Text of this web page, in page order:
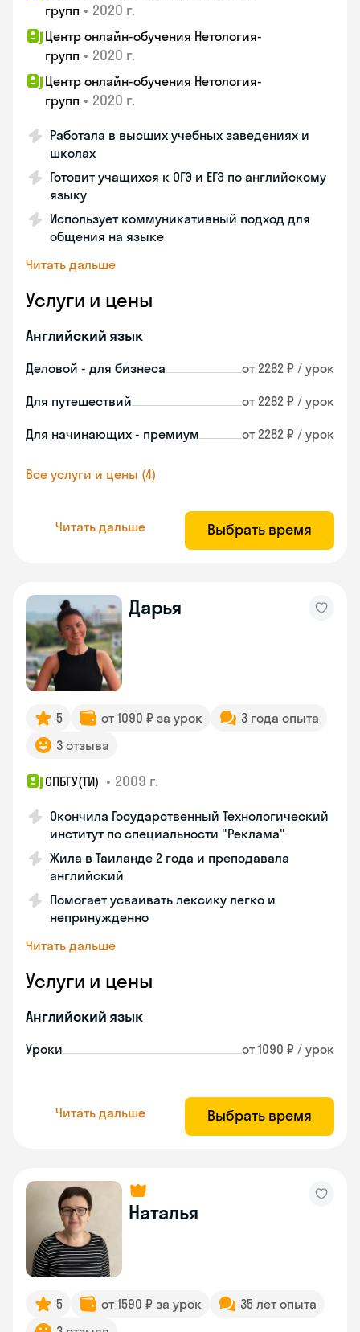
групп • 2020 г.
Центр онлайн-обучения Нетология-
групп • 2020 г.
Центр онлайн-обучения Нетология-
групп • 2020 г.
Работала в высших учебных заведениях и
школах
Готовит учащихся к ОГЭ и ЕГЭ по английскому
языку
Использует коммуникативный подход для
общения на языке
Читать дальше
Услуги и цены
Английский язык
Деловой - для бизнеса от 2282 ₽ / урок
Для путешествий от 2282 ₽ / урок
Для начинающих - премиум от 2282 ₽ / урок
Все услуги и цены (4)
Читать дальше Выбрать время
Дарья
5 от 1090 ₽ за урок
3 года опыта
3 отзыва
СПБГУ(ТИ) • 2009 г.
Окончила Государственный Технологический
институт по специальности "Реклама"
Жила в Таиланде 2 года и преподавала
английский
Помогает усваивать лексику легко и
непринужденно
Читать дальше
Услуги и цены
Английский язык
Уроки от 1090 ₽ / урок
Читать дальше Выбрать время
Наталья
5 от 1590 ₽ за урок
35 лет опыта